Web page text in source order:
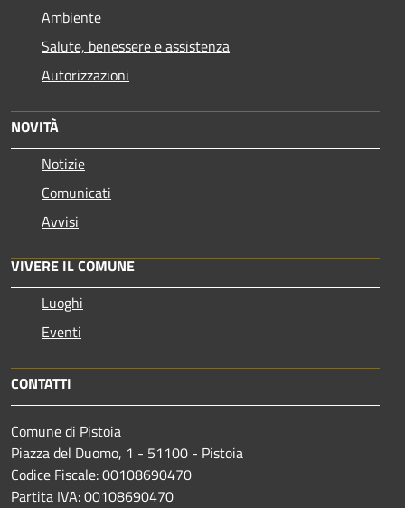
Ambiente
Salute, benessere e assistenza
Autorizzazioni
NOVITÀ
Notizie
Comunicati
Avvisi
VIVERE IL COMUNE
Luoghi
Eventi
CONTATTI
Comune di Pistoia
Piazza del Duomo, 1 - 51100 - Pistoia
Codice Fiscale: 00108690470
Partita IVA: 00108690470